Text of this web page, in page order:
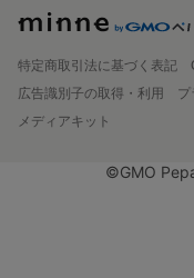
特定商取引法に基づく表記
広告識別子の取得・利用
プ
メディアキット
©GMO